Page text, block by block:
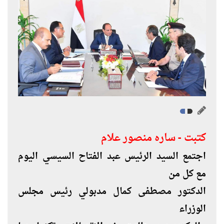
كتبت - ساره منصور علام
اجتمع السيد الرئيس عبد الفتاح السيسي اليوم
مع كل من
الدكتور مصطفى كمال مدبولي رئيس مجلس
الوزراء